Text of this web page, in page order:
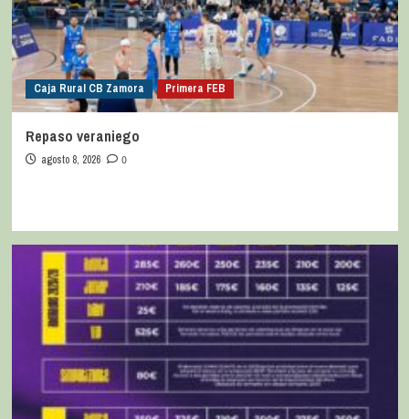
Caja Rural CB Zamora Primera FEB
Repaso veraniego
agosto 8, 2026 0